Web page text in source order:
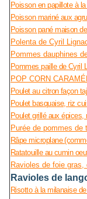
Poisson en papillote à
Poisson mariné aux
Poisson pané maison
Polenta de Cyril
Pommes dauphines
Pommes paille de Cyril
POP CORN
Poulet au citron façon
Poulet basquaise, riz
Poulet grillé aux
Purée de pommes de
Râpe microplane
Ratatouille au cumin
Ravioles de foie
Ravioles de
Risotto à la milanaise